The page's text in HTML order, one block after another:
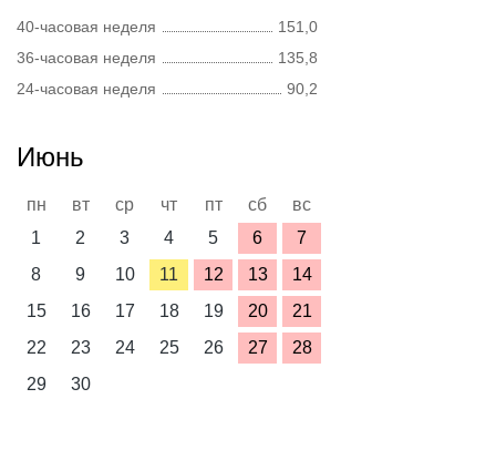
40-часовая неделя
151,0
36-часовая неделя
135,8
24-часовая неделя
90,2
Июнь
пн вт ср чт пт сб
вс
1
2 3 4 5 6
7
8
9 10 11 12 13
14
15
16 17 18 19 20
21
22
23 24 25 26 27
28
29
30